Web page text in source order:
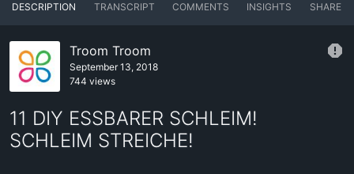
DESCRIPTION TRANSCRIPT COMMENTS INSIGHTS SHARE
Troom Troom
September 13, 2018
744 views
11 DIY ESSBARER SCHLEIM!
SCHLEIM STREICHE!